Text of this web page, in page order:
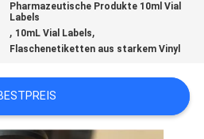
Pharmazeutische Produkte 10ml Vial
Labels
, 10mL Vial Labels,
Flaschenetiketten aus starkem Vinyl